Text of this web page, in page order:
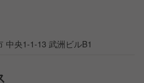
中央1-1-13 武洲ビルB1